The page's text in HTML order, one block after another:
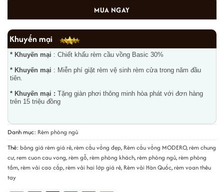
MUA NGAY
Khuyến mại
* Khuyến mại : Chiết khấu rèm cầu vồng Basic 30%
* Khuyến mại : Miễn phí giặt rèm vệ sinh rèm cửa trong năm đầu
tiên.
* Khuyến mại : Tặng giàn phơi thông minh hòa phát với đơn hàng
trên 15 triệu đồng
Danh mục: Rèm phòng ngủ
Thẻ: bảng giá rèm giá rẻ,rèm cầu vồng đẹp, Rèm cầu vồng MODERO,rèm chung
cư,rem cuon cau vong,rèm gỗ,rèm phòng khách,rèm phòng ngủ,rèm phòng
tắm,rèm vải cao cấp,rèm vải hai lớp giá rẻ, Rèm vải Hàn Quốc,rèm voan thêu
tay